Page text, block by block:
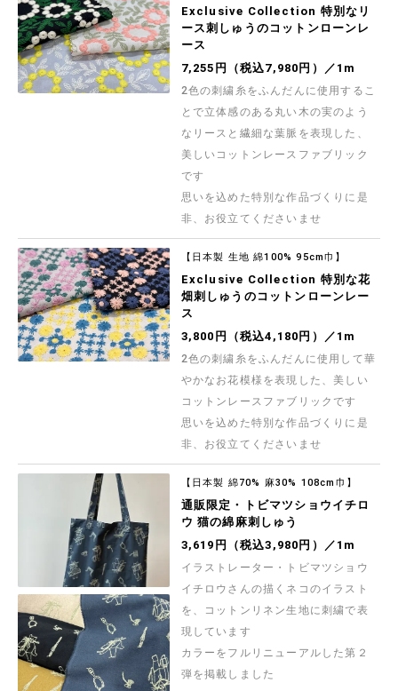
2色のネオンカラーが入ったペンキをスパッタリン
グした、スタイリッシュなオックスプリント生地
です
岡山県で洗いをかけた強撚リネンレーヨンボイル
「生地洗い」の本場である岡山県で丁寧に洗いを
1,164円（税込1,280円）／1m
【現品限り特価】Exclusive collection 西脇産
先染クールストライプ
高品質な兵庫県・西脇産の生地が、数量限定お買
い得価格！ 吸水速乾性に優れた機能素材クールマ
適な着心地の定番ストライプシャツ、ブラウス、
すすめです
453円（税込498円）／1m
先染プレミアム100双クロス
高品質な兵庫県・西脇産の生地が、数量限定お買
い得価格！ 最高級のスーピマ綿を使用し、美しい
表面感と滑らかな肌触りに仕上がった先染100双
平織コットンファブリックです 既製品ライクなお
洋服づくりにおすすめの生地です
544円（税込598円）／1m
【現品限り特価】Exclusive collection 西脇産
先染サッカーストライプ
高品質な兵庫県・西脇産の生地が、数量限定お買
チで清涼感のある素材です 春夏のお洋服づくりに
710円（税込780円）／1m
オックスプリント「フレンチボタニカル」
新色カラー「くすみブラウン」＆復刻カラー「ペ
ールピンク」♪ 淡くくすませたフレンチカラーを
リント生地です ★「生成(綿かす残し)」「オフア
イボリー」「ペールピンク」「くすみブラウン」
は大塚屋限定カラーです
573円（税込630円）／1m
【現品限り特価】最高級ランクギザ綿使用 西脇産
100双オックス無地
先染め生地の名産地兵庫県西脇で製造されました
薄手のオックスフォード生地です
437円（税込480円）／1m
【現品限り特価】最高級ランクギザ綿使用 西脇産
シャンブレー
先染め生地の名産地兵庫県西脇で製造されました
薄手のシャンブレー布地です
437円（税込480円）／1m
Exclusive Collection バンビ模様の60ローンプ
リント
Exclusive Collection 特別なリ
ース刺しゅうのコットンローンレ
ース
7,255円（税込7,980円）／1m
2色の刺繍糸をふんだんに使用するこ
とで立体感のある丸い木の実のよう
なリースと繊細な葉脈を表現した、
美しいコットンレースファブリック
です
思いを込めた特別な作品づくりに是
非、お役立てくださいませ
【日本製 生地 綿100% 95cm巾】
Exclusive Collection 特別な花
畑刺しゅうのコットンローンレー
ス
3,800円（税込4,180円）／1m
2色の刺繍糸をふんだんに使用して華
やかなお花模様を表現した、美しい
コットンレースファブリックです
思いを込めた特別な作品づくりに是
非、お役立てくださいませ
【日本製 綿70% 麻30% 108cm巾】
通販限定・トビマツショウイチロ
ウ 猫の綿麻刺しゅう
3,619円（税込3,980円）／1m
イラストレーター・トビマツショウ
イチロウさんの描くネコのイラスト
を、コットンリネン生地に刺繍で表
現しています
カラーをフルリニューアルした第２
弾を掲載しました